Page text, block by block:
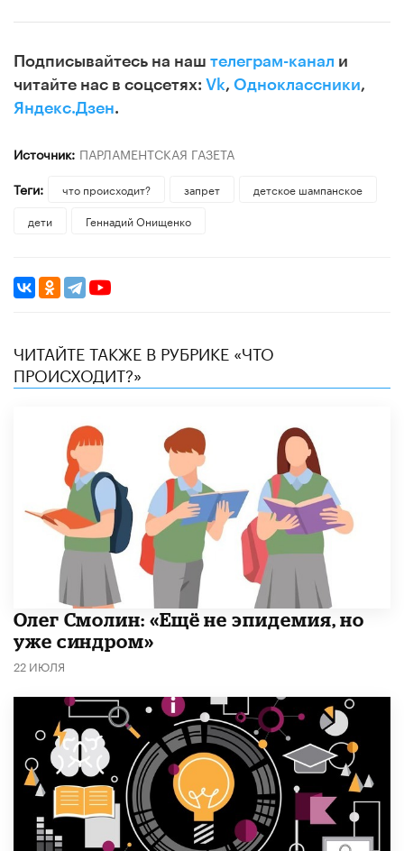
Подписывайтесь на наш телеграм-канал и
читайте нас в соцсетях: Vk, Одноклассники,
Яндекс.Дзен.
Источник: ПАРЛАМЕНТСКАЯ ГАЗЕТА
Теги:
что происходит? запрет
детское шампанское
дети
Геннадий Онищенко
ЧИТАЙТЕ ТАКЖЕ В РУБРИКЕ «ЧТО
ПРОИСХОДИТ?»
​Олег Смолин: «Ещё не эпидемия, но
уже синдром»
22 ИЮЛЯ